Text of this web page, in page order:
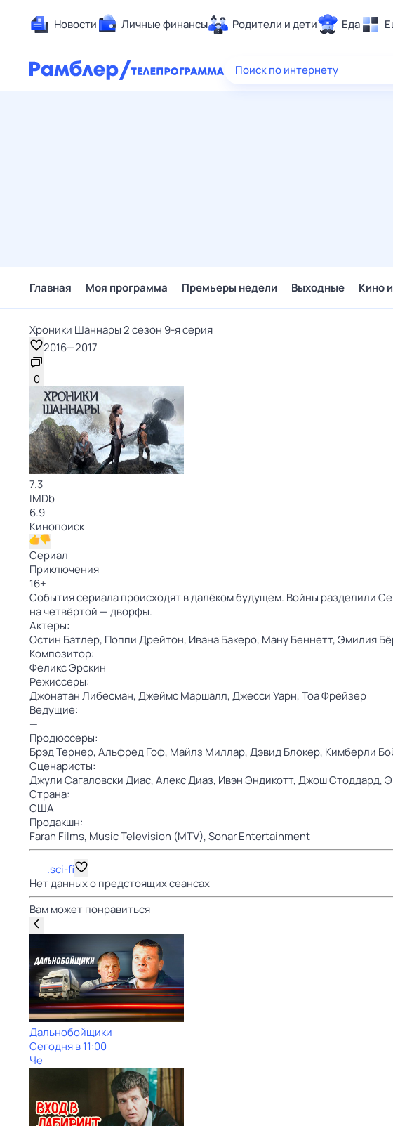
Новости Личные финансы Родители и дети Еда
Здоровье
Поиск по интернету
Главная Моя программа Премьеры недели Выходные Кино
Хроники Шаннары 2 сезон 9-я серия
2016—2017
0
7.3
IMDb
6.9
Кинопоиск
Сериал
Приключения
16+
События сериала происходят в далёком будущем. Войны разделили
на четвёртой — дворфы.
Актеры:
Остин Батлер, Поппи Дрейтон, Ивана Бакеро, Ману Беннетт,Эмилия
Композитор:
Феликс Эрскин
Режиссеры:
Джонатан Либесман,Джеймс Маршалл,Джесси Уарн,Тоа Фрейзер
Ведущие:
—
Продюссеры:
Брэд Тернер,Альфред Гоф, Майлз Миллар,Дэвид Блокер, Кимберли
Сценаристы:
Джули Сагаловски Диас,Алекс Диаз, Ивэн Эндикотт,Джош Стоддард,
Страна:
США
Продакшн:
Farah Films, Music Television (MTV),Sonar Entertainment
.sci-fi
Нет данных о предстоящих сеансах
Вам может понравиться
Дальнобойщики
Сегодня в 11:00
Че